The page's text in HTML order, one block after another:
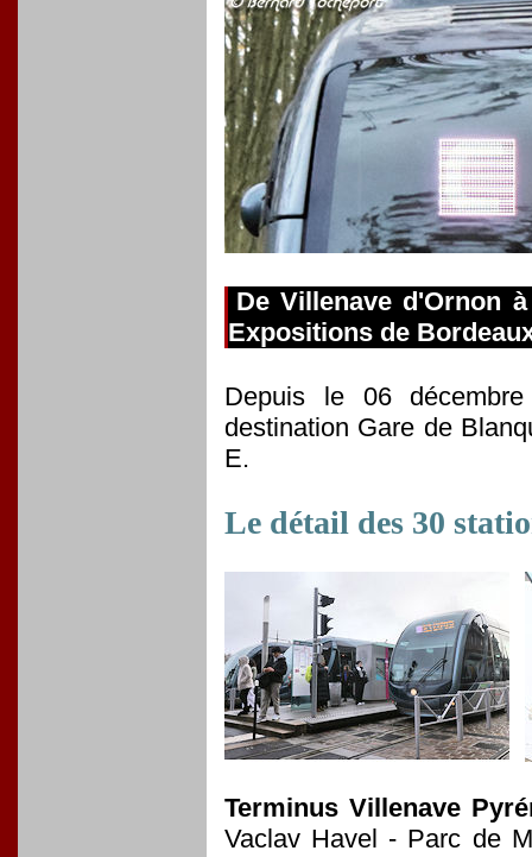
De Villenave d'Ornon
Expositions de
Depuis le 06
destination Gare de
E.
Le détail des 30
Terminus Villenave
Vaclav Havel - Parc de